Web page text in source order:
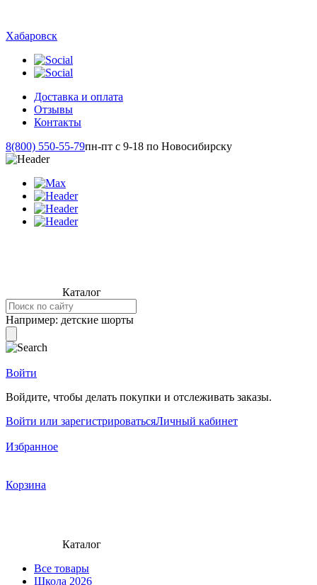
Хабаровск
Доставка и оплата
Отзывы
Контакты
8(800) 550-55-79пн-пт с 9-18 по Новосибирску
Каталог
Например: детские шорты
Войти
Войдите, чтобы делать покупки и отслеживать заказы.
Войти или зарегистрироватьсяЛичный кабинет
Избранное
Корзина
Каталог
Все товары
Школа 2026